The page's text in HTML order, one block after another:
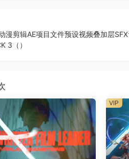
漫剪辑AE项目文件预设视频叠加层
3（）
VIP